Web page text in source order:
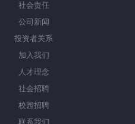
社会责任
公司新闻
投资者关系
加入我们
人才理念
社会招聘
校园招聘
联系我们